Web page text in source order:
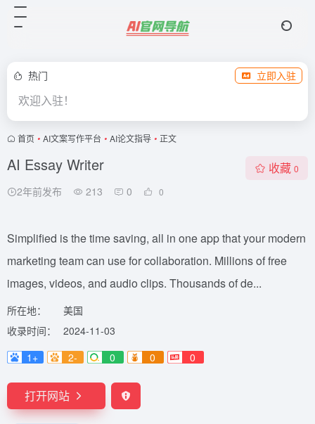
热门 立即入驻
欢迎入驻！
首页 • AI文案写作平台 • AI论文指导 • 正文
AI Essay Writer
2年前发布 213 0 0
收藏 0
Simplified is the time saving, all in one app that your modern
marketing team can use for collaboration. Millions of free
images, videos, and audio clips. Thousands of de...
所在地：
美国
收录时间：
2024-11-03
1+
2- 0 0 0
打开网站